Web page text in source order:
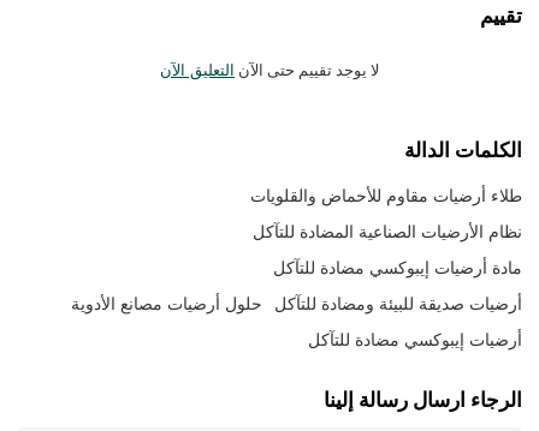
تقييم
لا يوجد تقييم حتى الآن التعليق الآن
الكلمات الدالة
طلاء أرضيات مقاوم للأحماض والقلويات
نظام الأرضيات الصناعية المضادة للتآكل
مادة أرضيات إيبوكسي مضادة للتآكل
أرضيات صديقة للبيئة ومضادة للتآكل حلول أرضيات مصانع الأدوية
أرضيات إيبوكسي مضادة للتآكل
الرجاء ارسال رسالة إلينا